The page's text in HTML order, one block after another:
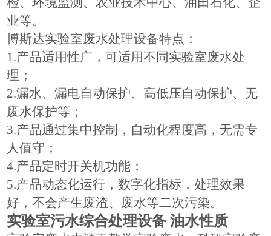
业等。
博斯达实验室废水处理设备特点 ：
1.产品适用性广，可适用不同实验室废水处
理 ；
2.漏水、漏电自动保护、高低压自动保护、无
废水保护等 ；
3.产品通过集中控制，自动化程度高，无需专
人值守；
4.产品定时开关机功能；
5.产品动态化运行，数字化指标，处理效果
好，不会产生废渣、废水等二次污染。
实验室污水综合处理设备 油水性质